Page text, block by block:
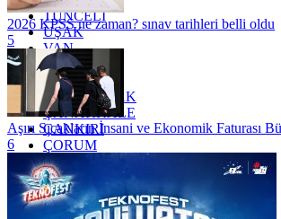
TUNCELİ
UŞAK
VAN
YALOVA
YOZGAT
ZONGULDAK
ÇANAKKALE
ÇANKIRI
ÇORUM
İSTANBUL
İZMİR
ŞANLIURFA
ŞIRNAK
2026 KPSS ne zaman? sınav tarihleri belli oldu
5
Aşırı Sıcakların İnsani ve Ekonomik Faturası
6